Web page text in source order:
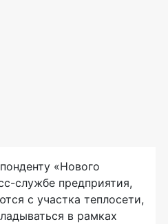
«Нового
службе предприятия,
с участка теплосети,
в рамках